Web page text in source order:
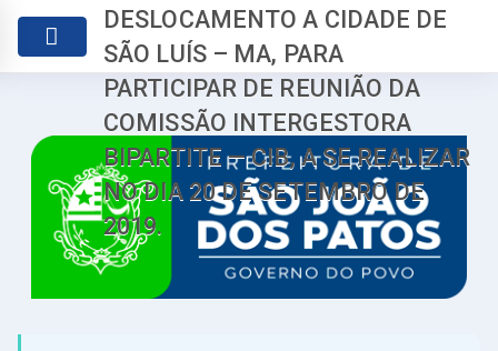
DESLOCAMENTO A CIDADE DE
SÃO LUÍS – MA, PARA
PARTICIPAR DE REUNIÃO DA
COMISSÃO INTERGESTORA
BIPARTITE — CIB, A SE REALIZAR
NO DIA 20 DE SETEMBRO DE
2019.